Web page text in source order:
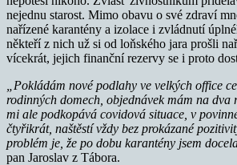
nejednu starost. Mimo obavu o své zdraví
nařízené karantény a izolace i zvládnutí
někteří z nich už si od loňského jara prošli
vícekrát, jejich finanční rezervy se i proto
„Pokládám nové podlahy ve velkých office
rodinných domech, objednávek mám na dva
mi ale podkopává covidová situace, v
čtyřikrát, naštěstí vždy bez prokázané
problém je, že po dobu karantény jsem
pan Jaroslav z Tábora.